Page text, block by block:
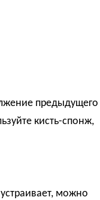
предыдущего
кисть-спонж,
можно